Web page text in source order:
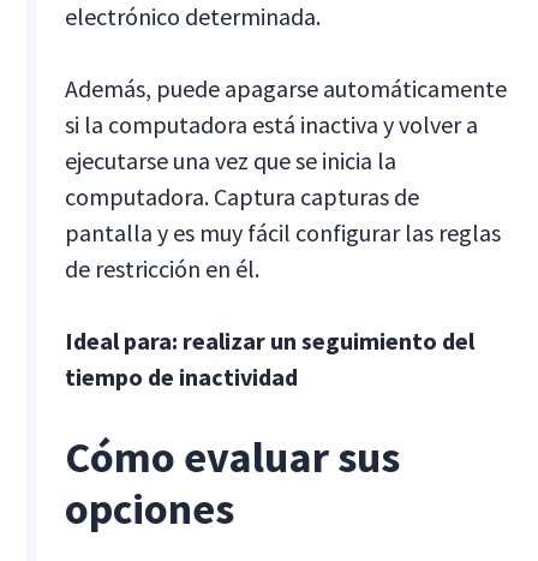
electrónico determinada.
Además, puede apagarse automáticamente
si la computadora está inactiva y volver a
ejecutarse una vez que se inicia la
computadora. Captura capturas de
pantalla y es muy fácil configurar las reglas
de restricción en él.
Ideal para: realizar un seguimiento del
tiempo de inactividad
Cómo evaluar sus
opciones